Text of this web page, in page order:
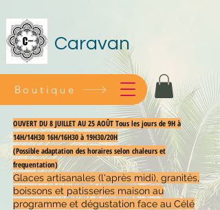
Caravan
OUVERT DU 8 JUILLET AU 25 AOÛT Tous les jours de 9H à
14H/14H30 16H/16H30 à 19H30/20H
(Possible adaptation des horaires selon chaleurs et
frequentation)
Glaces artisanales (l'après midi), granités,
boissons et patisseries maison au
programme et dégustation face au Célé
Boutique